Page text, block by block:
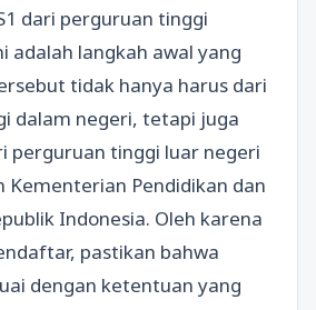
dari perguruan tinggi
adalah langkah awal yang
tidak hanya harus dari
dalam negeri, tetapi juga
perguruan tinggi luar negeri
Kementerian Pendidikan dan
Indonesia. Oleh karena
pastikan bahwa
dengan ketentuan yang